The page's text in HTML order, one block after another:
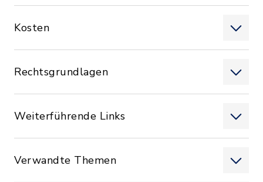
Kosten
Rechtsgrundlagen
Weiterführende Links
Verwandte Themen